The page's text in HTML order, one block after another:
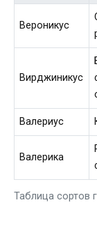
Таблица сортов
Вероникус
Вирджиникус
Валериус
Валерика